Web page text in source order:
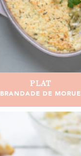
PLAT
BRANDADE DE MORUE